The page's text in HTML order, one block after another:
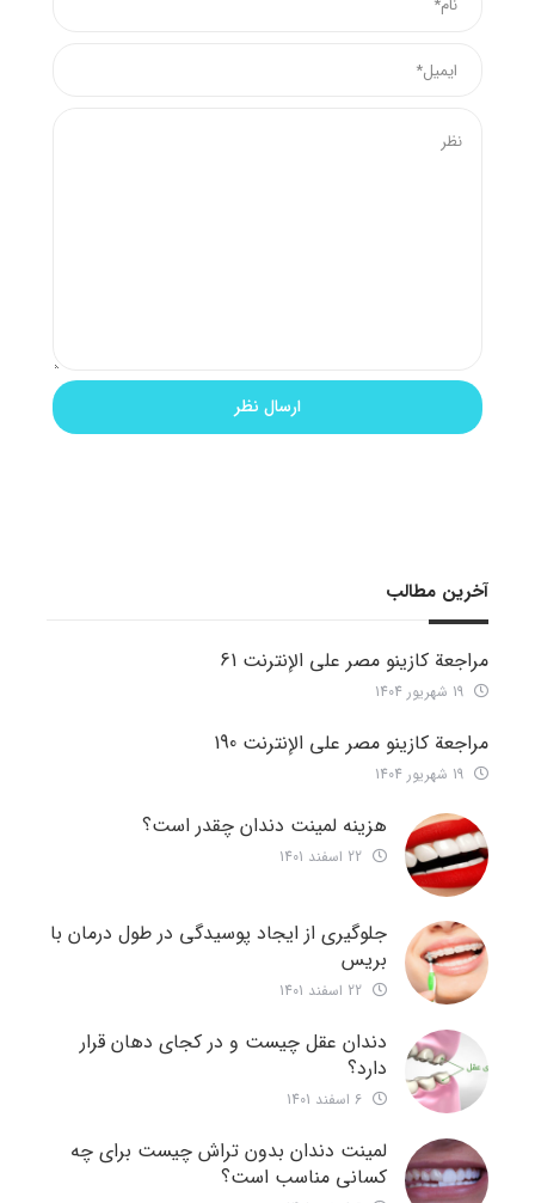
آخرین مطالب
مراجعة كازينو مصر على الإنترنت 61
مراجعة كازينو مصر على الإنترنت 190
هزینه لمینت دندان چقدر است؟
جلوگیری از ایجاد پوسیدگی در طول درمان با
بریس
دندان عقل چیست و در کجای دهان قرار
دارد؟
لمینت دندان بدون تراش چیست برای چه
کسانی مناسب است؟